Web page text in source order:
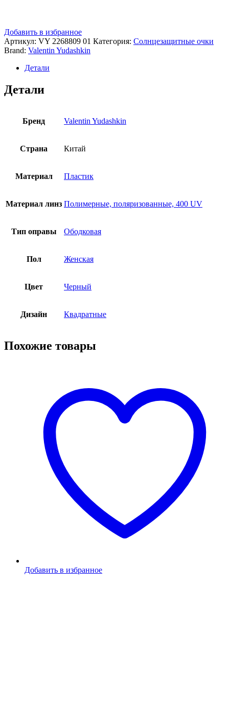
Добавить в избранное
Артикул: VY 2268809 01 Категория: Солнцезащитные очки
Brand: Valentin Yudashkin
Детали
Детали
Бренд Valentin Yudashkin
Страна Китай
Материал Пластик
Материал линз Полимерные, поляризованные, 400 UV
Тип оправы Ободковая
Пол Женская
Цвет Черный
Дизайн Квадратные
Похожие товары
Добавить в избранное